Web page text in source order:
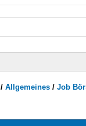
/Allgemeines /Job